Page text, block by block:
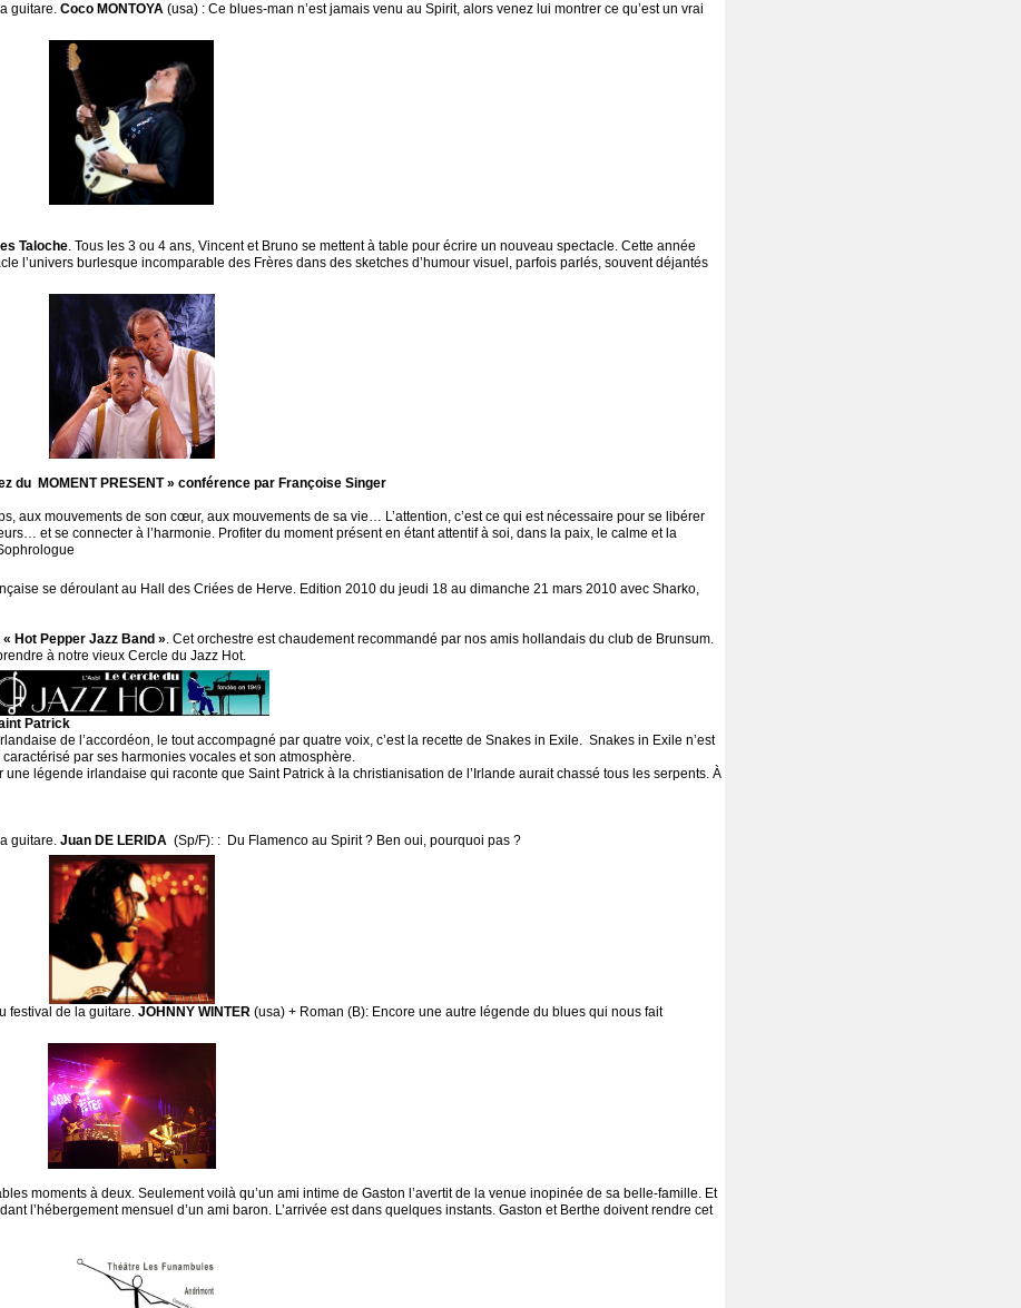
guitare. Coco MONTOYA (usa) : Ce blues-man n’est jamais venu au Spirit, alors venez lui montrer ce qu’est un vrai
Taloche. Tous les 3 ou 4 ans, Vincent et Bruno se mettent à table pour écrire un nouveau spectacle. Cette année
l’univers burlesque incomparable des Frères dans des sketches d’humour visuel, parfois parlés, souvent déjantés
du MOMENT PRESENT » conférence par Françoise Singer
aux mouvements de son cœur, aux mouvements de sa vie… L’attention, c’est ce qui est nécessaire pour se libérer
et se connecter à l’harmonie. Profiter du moment présent en étant attentif à soi, dans la paix, le calme et la
se déroulant au Hall des Criées de Herve. Edition 2010 du jeudi 18 au dimanche 21 mars 2010 avec Sharko,
Hot Pepper Jazz Band ». Cet orchestre est chaudement recommandé par nos amis hollandais du club de Brunsum.
à notre vieux Cercle du Jazz Hot.
Patrick
de l’accordéon, le tout accompagné par quatre voix, c’est la recette de Snakes in Exile. Snakes in Exile n’est
par ses harmonies vocales et son atmosphère.
légende irlandaise qui raconte que Saint Patrick à la christianisation de l’Irlande aurait chassé tous les serpents. À
guitare. Juan DE LERIDA (Sp/F): : Du Flamenco au Spirit ? Ben oui, pourquoi pas ?
de la guitare. JOHNNY WINTER (usa) + Roman (B): Encore une autre légende du blues qui nous fait
moments à deux. Seulement voilà qu’un ami intime de Gaston l’avertit de la venue inopinée de sa belle-famille. Et
l’hébergement mensuel d’un ami baron. L’arrivée est dans quelques instants. Gaston et Berthe doivent rendre cet